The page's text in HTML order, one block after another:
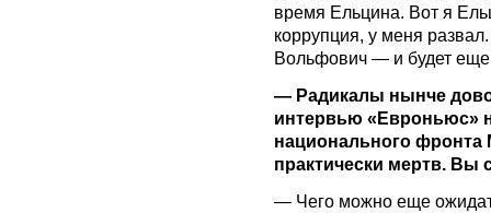
время Ельцина. Вот я
коррупция, у меня
Вольфович — и будет
— Радикалы нынче
интервью «Евроньюс»
национального фронта
практически мертв. Вы
— Чего можно еще